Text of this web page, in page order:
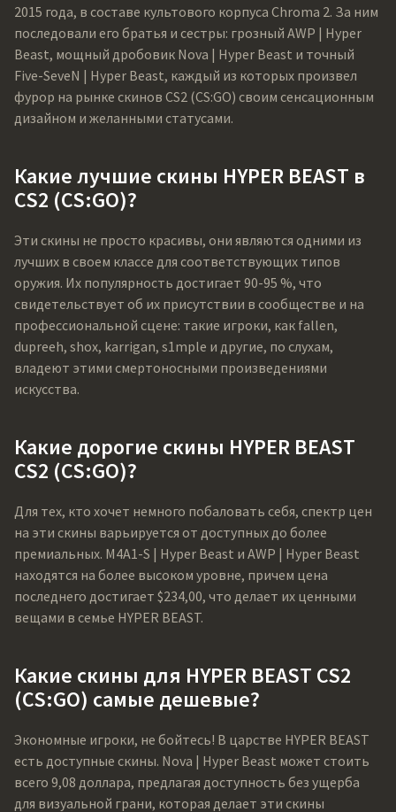
2015 года, в составе культового корпуса Chroma 2. За ним
последовали его братья и сестры: грозный AWP | Hyper
Beast, мощный дробовик Nova | Hyper Beast и точный
Five-SeveN | Hyper Beast, каждый из которых произвел
фурор на рынке скинов CS2 (CS:GO) своим сенсационным
дизайном и желанными статусами.
Какие лучшие скины HYPER BEAST в
CS2 (CS:GO)?
Эти скины не просто красивы, они являются одними из
лучших в своем классе для соответствующих типов
оружия. Их популярность достигает 90-95 %, что
свидетельствует об их присутствии в сообществе и на
профессиональной сцене: такие игроки, как fallen,
dupreeh, shox, karrigan, s1mple и другие, по слухам,
владеют этими смертоносными произведениями
искусства.
Какие дорогие скины HYPER BEAST
CS2 (CS:GO)?
Для тех, кто хочет немного побаловать себя, спектр цен
на эти скины варьируется от доступных до более
премиальных. M4A1-S | Hyper Beast и AWP | Hyper Beast
находятся на более высоком уровне, причем цена
последнего достигает $234,00, что делает их ценными
вещами в семье HYPER BEAST.
Какие скины для HYPER BEAST CS2
(CS:GO) самые дешевые?
Экономные игроки, не бойтесь! В царстве HYPER BEAST
есть доступные скины. Nova | Hyper Beast может стоить
всего 9,08 доллара, предлагая доступность без ущерба
для визуальной грани, которая делает эти скины